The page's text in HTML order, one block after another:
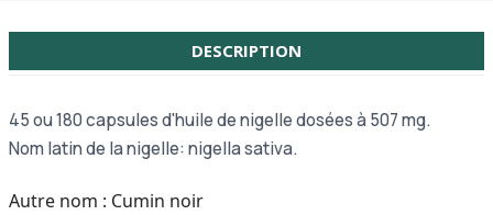
DESCRIPTION
45 ou 180 capsules d'huile de nigelle dosées à 507 mg.
Nom latin de la nigelle: nigella sativa.
Autre nom : Cumin noir